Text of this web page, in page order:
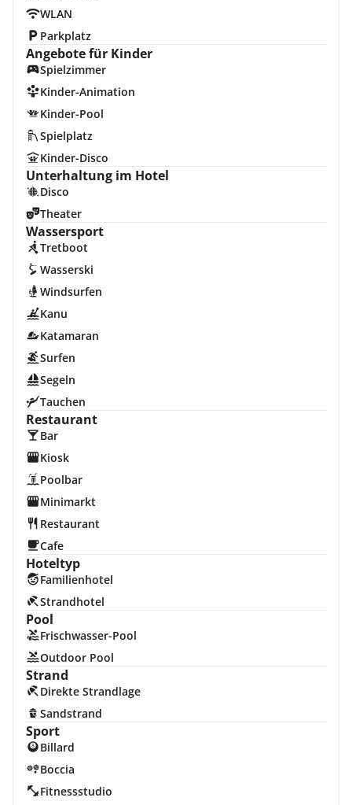
WLAN
Parkplatz
Angebote für Kinder
Spielzimmer
Kinder-Animation
Kinder-Pool
Spielplatz
Kinder-Disco
Unterhaltung im Hotel
Disco
Theater
Wassersport
Tretboot
Wasserski
Windsurfen
Kanu
Katamaran
Surfen
Segeln
Tauchen
Restaurant
Bar
Kiosk
Poolbar
Minimarkt
Restaurant
Cafe
Hoteltyp
Familienhotel
Strandhotel
Pool
Frischwasser-Pool
Outdoor Pool
Strand
Direkte Strandlage
Sandstrand
Sport
Billard
Boccia
Fitnessstudio